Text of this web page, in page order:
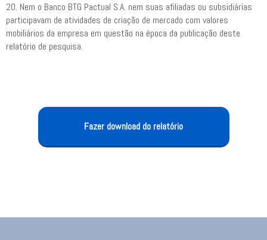
20. Nem o Banco BTG Pactual S.A. nem suas afiliadas ou subsidiárias
participavam de atividades de criação de mercado com valores
mobiliários da empresa em questão na época da publicação deste
relatório de pesquisa.
Fazer download do relatório